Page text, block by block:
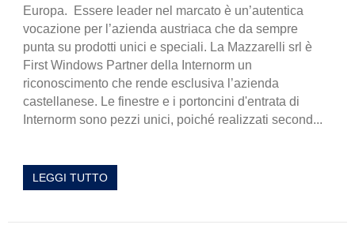
Europa. Essere leader nel marcato è un’autentica
vocazione per l’azienda austriaca che da sempre
punta su prodotti unici e speciali. La Mazzarelli srl è
First Windows Partner della Internorm un
riconoscimento che rende esclusiva l’azienda
castellanese. Le finestre e i portoncini d'entrata di
Internorm sono pezzi unici, poiché realizzati second...
LEGGI TUTTO